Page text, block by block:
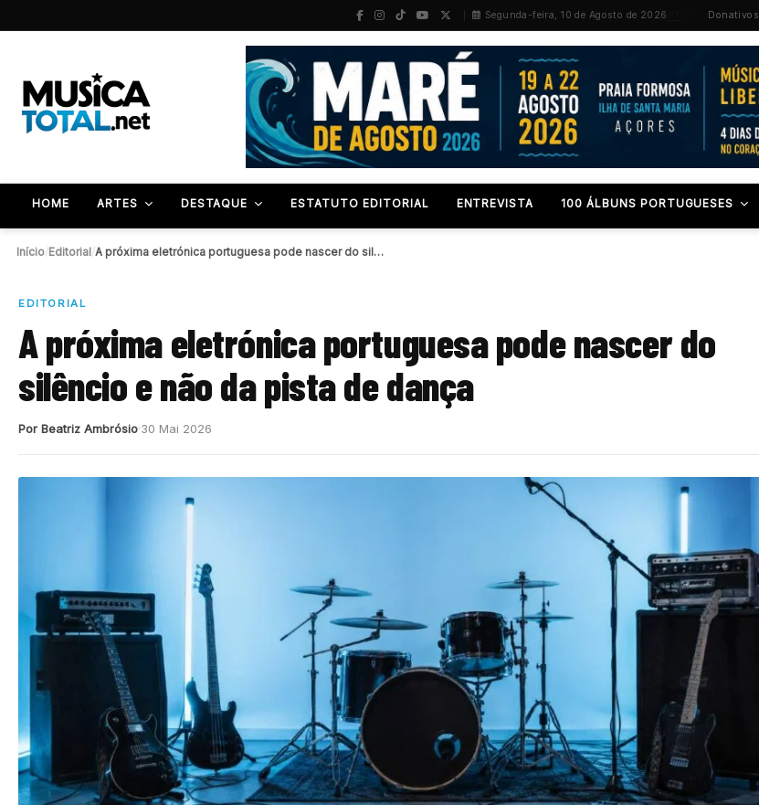
Segunda-feira, 10 de Agosto de 2026 Donativos
HOME ARTES DESTAQUE ESTATUTO EDITORIAL ENTREVISTA 100 ÁLBUNS PORTUGUESES
Início Editorial A próxima eletrónica portuguesa pode nascer do silêncio…
EDITORIAL
A próxima eletrónica portuguesa pode nascer do
silêncio e não da pista de dança
Por Beatriz Ambrósio 30 Mai 2026